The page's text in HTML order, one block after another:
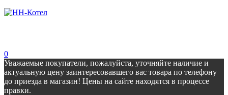
0
Уважаемые покупатели, пожалуйста, уточняйте наличие и
актуальную цену заинтересовавшего вас товара по телефону
до приезда в магазин! Цены на сайте находятся в процессе
правки.